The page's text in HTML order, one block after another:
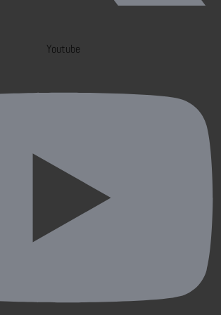
Youtube